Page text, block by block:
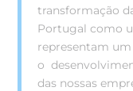
transformação
Portugal como
representam
o
das nossas